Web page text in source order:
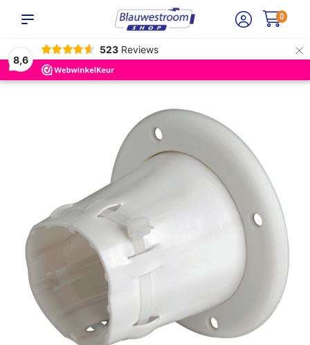
8,6
523 Reviews ×
0